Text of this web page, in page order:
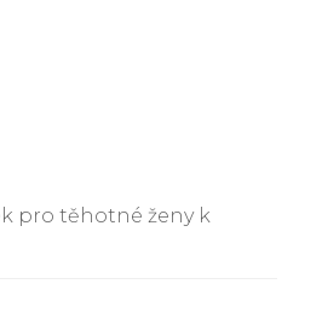
pro těhotné ženy k